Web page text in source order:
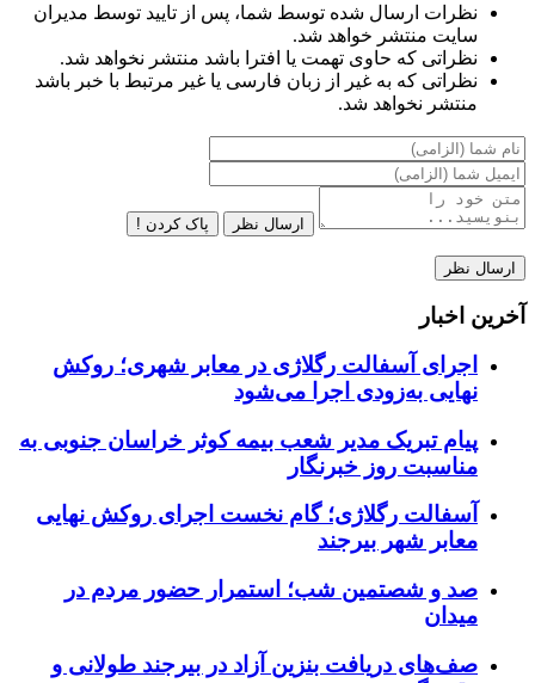
نظرات ارسال شده توسط شما، پس از تایید توسط مدیران
سایت منتشر خواهد شد.
نظراتی که حاوی تهمت یا افترا باشد منتشر نخواهد شد.
نظراتی که به غیر از زبان فارسی یا غیر مرتبط با خبر باشد
منتشر نخواهد شد.
ارسال نظر پاک کردن !
آخرین اخبار
اجرای آسفالت رگلاژی در معابر شهری؛ روکش
نهایی به‌زودی اجرا می‌شود
پیام تبریک مدیر شعب بیمه کوثر خراسان جنوبی به
مناسبت روز خبرنگار
آسفالت رگلاژی؛ گام نخست اجرای روکش نهایی
معابر شهر بیرجند
صد و شصتمین شب؛ استمرار حضور مردم در
میدان
صف‌های دریافت بنزین آزاد در بیرجند طولانی و